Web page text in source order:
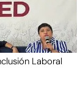
Laboral